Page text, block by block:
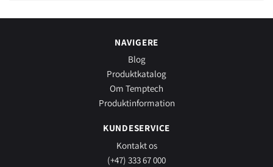
NAVIGERE
Blog
Produktkatalog
Om Temptech
Produktinformation
KUNDESERVICE
Kontakt os
(+47) 333 67 000